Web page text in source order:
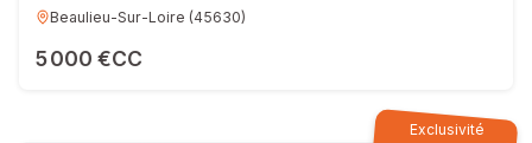
Beaulieu-Sur-Loire (45630)
5 000 €CC
Exclusivité